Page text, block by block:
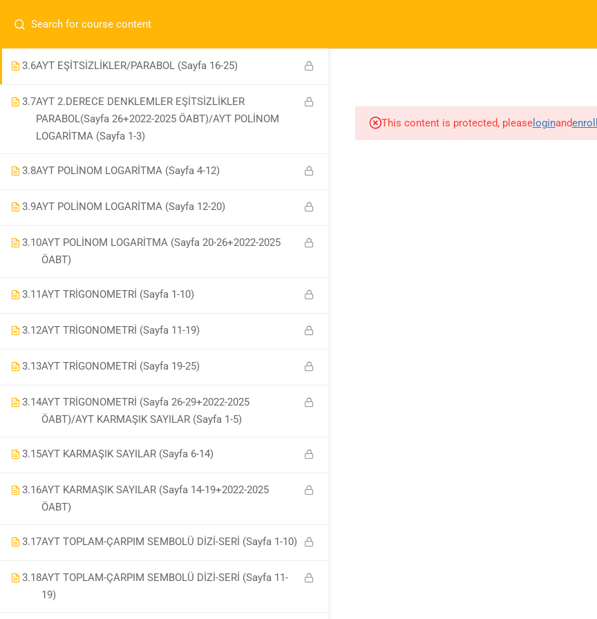
İletişim: 0 536 360 68 27
15)
3.6AYT EŞİTSİZLİKLER/PARABOL (Sayfa 16-25)
3.7AYT 2.DERECE DENKLEMLER EŞİTSİZLİKLER
PARABOL(Sayfa 26+2022-2025 ÖABT)/AYT POLİNOM
LOGARİTMA (Sayfa 1-3)
3.8AYT POLİNOM LOGARİTMA (Sayfa 4-12)
3.9AYT POLİNOM LOGARİTMA (Sayfa 12-20)
3.10AYT POLİNOM LOGARİTMA (Sayfa 20-26+2022-2025
ÖABT)
3.11AYT TRİGONOMETRİ (Sayfa 1-10)
3.12AYT TRİGONOMETRİ (Sayfa 11-19)
3.13AYT TRİGONOMETRİ (Sayfa 19-25)
3.14AYT TRİGONOMETRİ (Sayfa 26-29+2022-2025
ÖABT)/AYT KARMAŞIK SAYILAR (Sayfa 1-5)
3.15AYT KARMAŞIK SAYILAR (Sayfa 6-14)
3.16AYT KARMAŞIK SAYILAR (Sayfa 14-19+2022-2025
ÖABT)
3.17AYT TOPLAM-ÇARPIM SEMBOLÜ DİZİ-SERİ (Sayfa 1-10)
3.18AYT TOPLAM-ÇARPIM SEMBOLÜ DİZİ-SERİ (Sayfa 11-
19)
This content is protected, pleaseloginandenroll
Company
ÖABT Matematik 2027 Kayıt
Links
Derslerimiz